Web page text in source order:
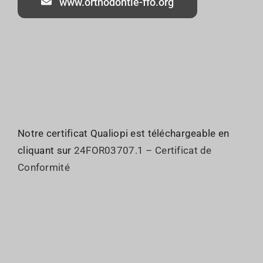
Notre certificat Qualiopi est téléchargeable en
cliquant sur 24FOR03707.1 – Certificat de
Conformité